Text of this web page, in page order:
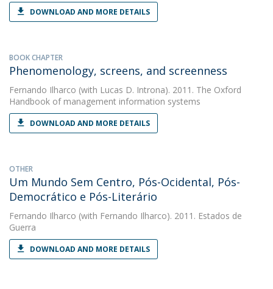
DOWNLOAD AND MORE DETAILS
BOOK CHAPTER
Phenomenology, screens, and screenness
Fernando Ilharco (with Lucas D. Introna). 2011. The Oxford
Handbook of management information systems
DOWNLOAD AND MORE DETAILS
OTHER
Um Mundo Sem Centro, Pós-Ocidental, Pós-
Democrático e Pós-Literário
Fernando Ilharco (with Fernando Ilharco). 2011. Estados de
Guerra
DOWNLOAD AND MORE DETAILS